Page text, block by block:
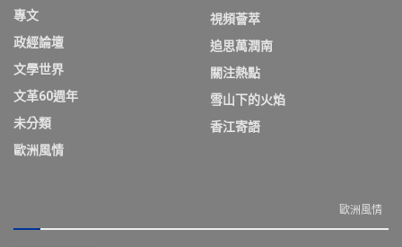
專文
政經論壇
文學世界
文革60週年
未分類
歐洲風情
視頻薈萃
追思萬潤南
關注熱點
雪山下的火焰
香江寄語
歐洲風情